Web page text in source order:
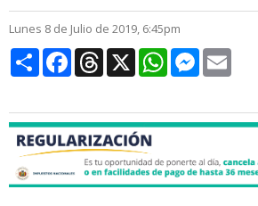
Lunes 8 de Julio de 2019, 6:45pm
CompartirFacebookThreads
X WhatsAppMessenger